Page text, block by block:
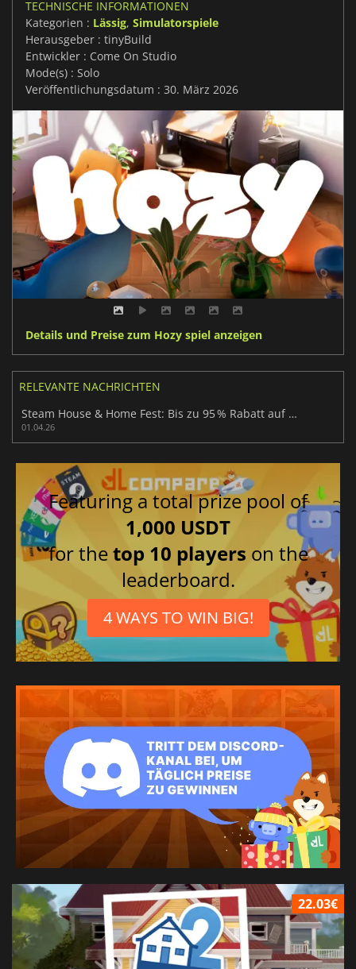
TECHNISCHE INFORMATIONEN
Kategorien : Lässig, Simulatorspiele
Herausgeber : tinyBuild
Entwickler : Come On Studio
Mode(s) : Solo
Veröffentlichungsdatum : 30. März 2026
Details und Preise zum Hozy spiel anzeigen
RELEVANTE NACHRICHTEN
Steam House & Home Fest: Bis zu 95 % Rabatt auf Renovierungsspiele
01.04.26
Featuring a total prize pool of
1,000 USDT
for thetop 10 players on the
leaderboard.
4 WAYS TO WIN BIG!
22.03€